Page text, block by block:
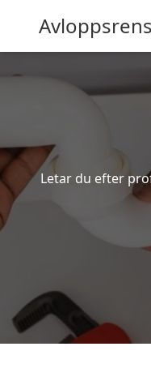
Letar du efter